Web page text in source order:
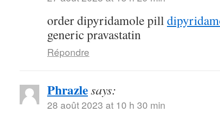
order dipyridamole pill
generic pravastatin
Répondre
Phrazlesays:
28 août 2023 at 10 h 30 min